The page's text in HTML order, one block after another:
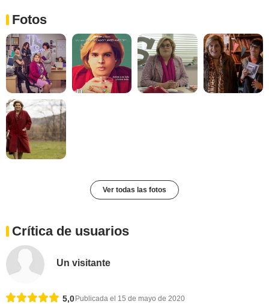
Fotos
Ver todas las fotos
Crítica de usuarios
Un visitante
5,0 Publicada el 15 de mayo de 2020